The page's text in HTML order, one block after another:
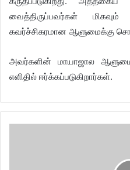
வைத்திருப்பவர்கள்
கவர்ச்சிகரமான ஆளுமைக்கு
அவர்களின் மாயாஜால
எளிதில் ஈர்க்கப்படுகிறார்கள்.